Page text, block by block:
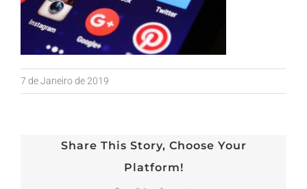
7 de Janeiro de 2019
Share This Story, Choose Your
Platform!